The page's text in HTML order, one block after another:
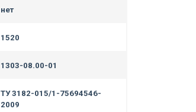
нет
1520
1303-08.00-01
ТУ 3182-015/1-75694546-
2009